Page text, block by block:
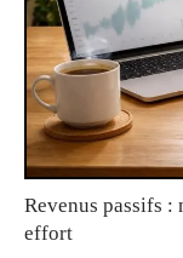
Revenus passifs :
effort